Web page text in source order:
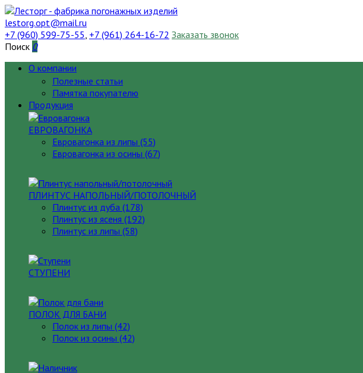
lestorg.opt@mail.ru
+7 (960) 599-75-55, +7 (961) 264-16-72 Заказать звонок
Поиск 0
О компании
Полезные статьи
Памятка покупателю
Продукция
ЕВРОВАГОНКА
Евровагонка из липы (55)
Евровагонка из осины (67)
ПЛИНТУС НАПОЛЬНЫЙ/ПОТОЛОЧНЫЙ
Плинтус из дуба (178)
Плинтус из ясеня (192)
Плинтус из липы (58)
СТУПЕНИ
ПОЛОК ДЛЯ БАНИ
Полок из липы (42)
Полок из осины (42)